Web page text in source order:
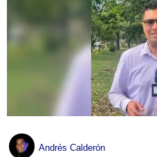
Andrés Calderón